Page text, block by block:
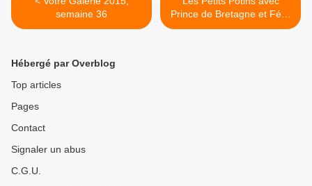
semaine 36
Prince de Bretagne et Félix
>
Hébergé par Overblog
Top articles
Pages
Contact
Signaler un abus
C.G.U.